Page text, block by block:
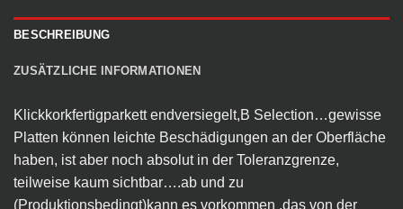
BESCHREIBUNG
ZUSÄTZLICHE INFORMATIONEN
Klickkorkfertigparkett endversiegelt,B Selection…gewisse
Platten können leichte Beschädigungen an der Oberfläche
haben, ist aber noch absolut in der Toleranzgrenze,
teilweise kaum sichtbar….ab und zu
(Produktionsbedingt)kann es vorkommen ,das von der